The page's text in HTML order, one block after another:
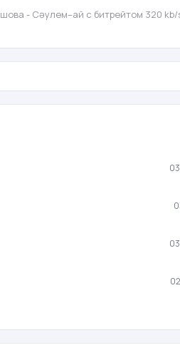
- Сəулем–ай с битрейтом 320 kb/